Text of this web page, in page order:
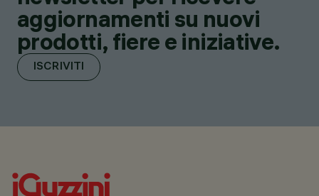
aggiornamenti su nuovi
prodotti, fiere e iniziative.
ISCRIVITI